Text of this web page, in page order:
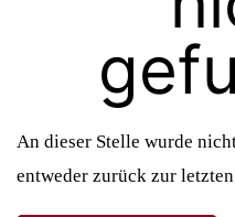
An dieser Stelle wurde
entweder zurück zur